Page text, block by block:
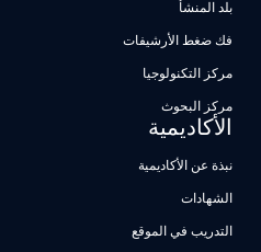
بلد المنشأ
فك ضغط الأرشيفات
مركز التكنولوجيا
مركز البحوث
الأكاديمية
نبذة عن الأكاديمية
الشهادات
التدريب في الموقع